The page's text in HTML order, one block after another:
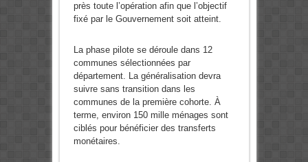
près toute l’opération afin que l’objectif
fixé par le Gouvernement soit atteint.
La phase pilote se déroule dans 12
communes sélectionnées par
département. La généralisation devra
suivre sans transition dans les
communes de la première cohorte. À
terme, environ 150 mille ménages sont
ciblés pour bénéficier des transferts
monétaires.